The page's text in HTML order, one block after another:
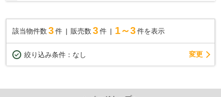
該当物件数 3件 販売数 3 件 1～3 件を表示
絞り込み条件： なし 変更